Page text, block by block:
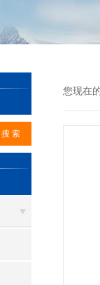
您现在